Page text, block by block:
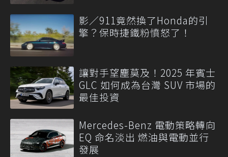
影／911竟然換了Honda的引
擎？保時捷鐵粉憤怒了！
讓對手望塵莫及！2025 年賓士
GLC 如何成為台灣 SUV 市場的
最佳投資
Mercedes-Benz 電動策略轉向
EQ 命名淡出 燃油與電動並行
發展